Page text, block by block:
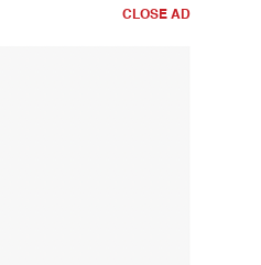
CLOSE AD